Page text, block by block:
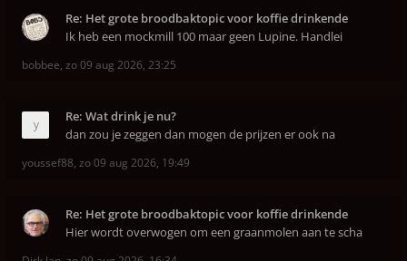
Re: Het grote broodbaktopic voor koffie drinkende
Ik heb een mockmill 100 maar geen Lupine. Handlei
bobbee, zo 09 aug 2026, 23:25
Re: Wat drink je nu?
dan zou je zeggen dan mogen de prijzen er ook na
youssef88, zo 09 aug 2026, 19:49
Re: Het grote broodbaktopic voor koffie drinkende
Hier wordt overwogen om een graanmolen aan te scha